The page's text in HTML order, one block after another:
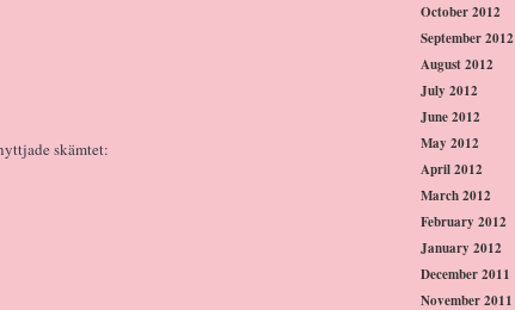
skämtet:
October 2012
September 2012
August 2012
July 2012
June 2012
May 2012
April 2012
March 2012
February 2012
January 2012
December 2011
November 2011